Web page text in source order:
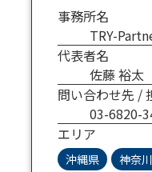
事務所名
TRY-
代表者名
佐藤 裕太
問い合わせ先 /
03-6820-
エリア
沖縄県 神奈